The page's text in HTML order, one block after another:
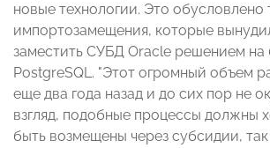
новые технологии. Это
импортозамещения, которые
заместить СУБД Oracle решением на
PostgreSQL. "Этот огромный объем
еще два года назад и до сих пор не
взгляд, подобные процессы должны
быть возмещены через субсидии, так